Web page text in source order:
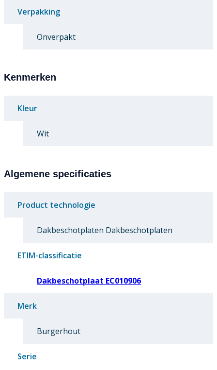
Verpakking
Onverpakt
Kenmerken
Kleur
Wit
Algemene specificaties
Product technologie
Dakbeschotplaten Dakbeschotplaten
ETIM-classificatie
Dakbeschotplaat EC010906
Merk
Burgerhout
Serie